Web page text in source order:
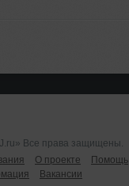
Все права защищены.
О проекте Помощь
Вакансии